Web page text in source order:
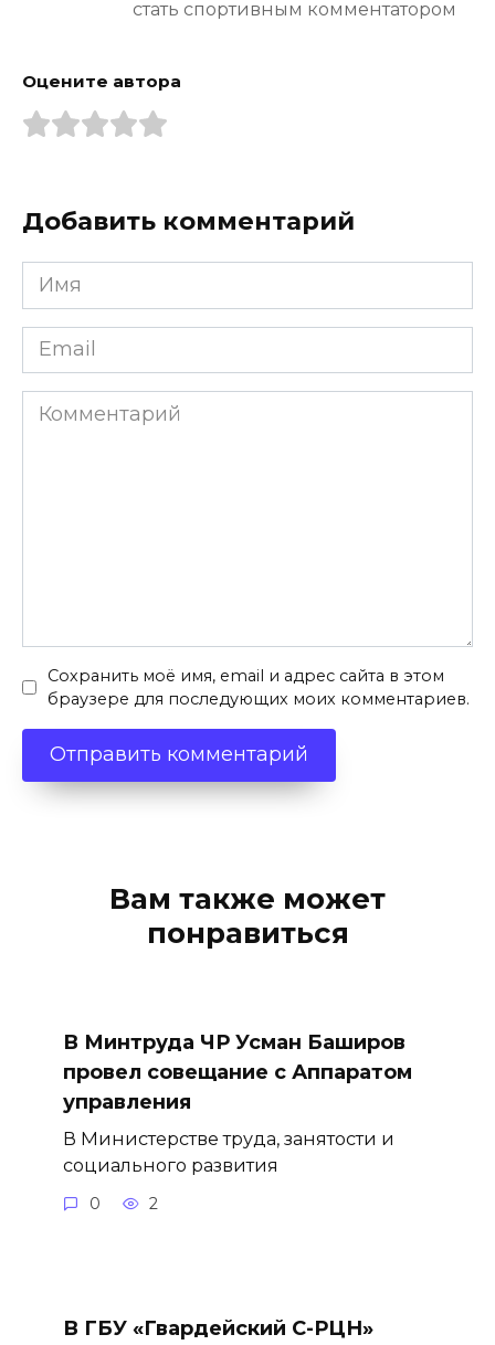
стать спортивным комментатором
Оцените автора
Добавить комментарий
Имя
*
Email
*
Комментарий
Сохранить моё имя, email и адрес сайта в этом
браузере для последующих моих комментариев.
Вам также может
понравиться
В Минтруда ЧР Усман Баширов
провел совещание с Аппаратом
управления
В Министерстве труда, занятости и
социального развития
0 2
В ГБУ «Гвардейский С-РЦН»